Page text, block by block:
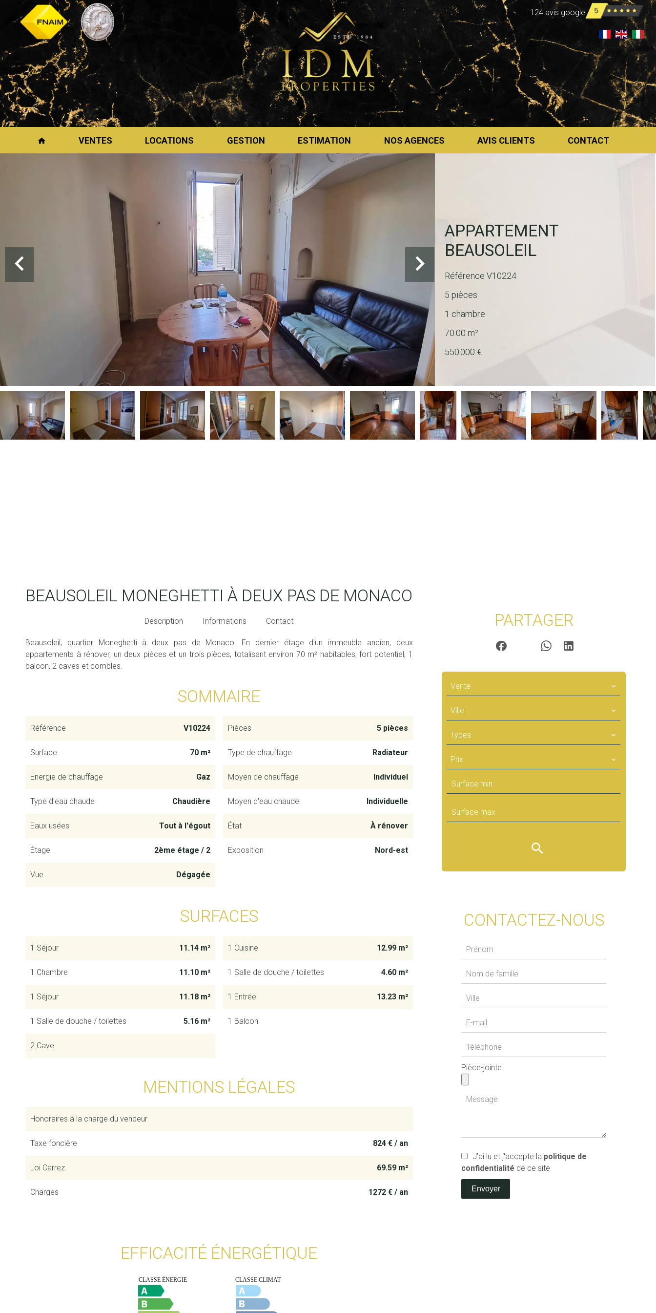
124 avis google
VENTES LOCATIONS GESTION ESTIMATION NOS AGENCES AVIS CLIENTS CONTACT
APPARTEMENT
BEAUSOLEIL
Référence V10224
5 pièces
1 chambre
70.00 m²
550 000 €
BEAUSOLEIL MONEGHETTI À DEUX PAS DE MONACO
Description Informations Contact
Beausoleil, quartier Moneghetti à deux pas de Monaco. En dernier étage d'un immeuble ancien, deux
appartements à rénover, un deux pièces et un trois pièces, totalisant environ 70 m² habitables, fort potentiel, 1
balcon, 2 caves et combles.
SOMMAIRE
Référence V10224 Pièces 5 pièces
Surface 70 m² Type de chauffage Radiateur
Énergie de chauffage Gaz Moyen de chauffage Individuel
Type d'eau chaude Chaudière Moyen d'eau chaude Individuelle
Eaux usées Tout à l'égout État À rénover
Étage 2ème étage / 2 Exposition Nord-est
Vue Dégagée
SURFACES
1 Séjour 11.14 m² 1 Cuisine 12.99 m²
1 Chambre 11.10 m² 1 Salle de douche / toilettes 4.60 m²
1 Séjour 11.18 m² 1 Entrée 13.23 m²
1 Salle de douche / toilettes 5.16 m² 1 Balcon
2 Cave
MENTIONS LÉGALES
Honoraires à la charge du vendeur
Taxe foncière 824 € / an
Loi Carrez 69.59 m²
Charges 1272 € / an
EFFICACITÉ ÉNERGÉTIQUE
PARTAGER
Vente
Ville
Types
Prix
CONTACTEZ-NOUS
Pièce-jointe
J’ai lu et j'accepte la politique de
confidentialité de ce site
Envoyer